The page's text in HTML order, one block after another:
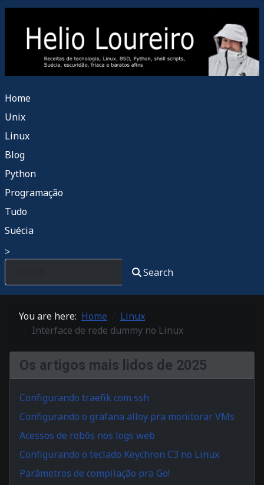
Home
Unix
Linux
Blog
Python
Programação
Tudo
Suécia
>
Search
You are here: Home
Linux
Interface de rede dummy no Linux
Os artigos mais lidos de 2025
Configurando traefik com ssh
Configurando o grafana alloy pra monitorar VMs
Acessos de robôs nos logs web
Configurando o teclado Keychron C3 no Linux
Parâmetros de compilação pra Go!